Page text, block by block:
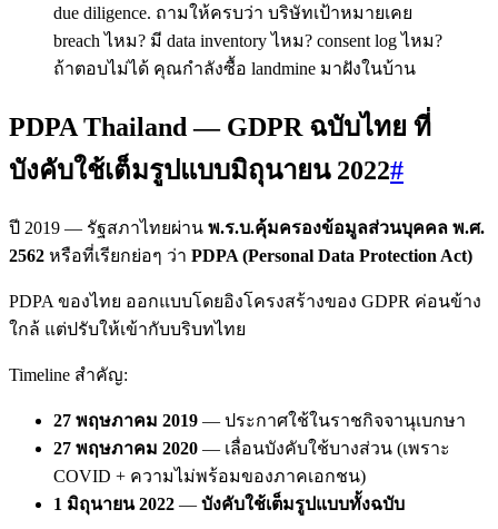
due diligence. ถามให้ครบว่า บริษัทเป้าหมายเคย
breach ไหม? มี data inventory ไหม? consent log ไหม?
ถ้าตอบไม่ได้ คุณกำลังซื้อ landmine มาฝังในบ้าน
PDPA Thailand — GDPR ฉบับไทย ที่
บังคับใช้เต็มรูปแบบมิถุนายน 2022#
ปี 2019 — รัฐสภาไทยผ่าน พ.ร.บ.คุ้มครองข้อมูลส่วนบุคคล พ.ศ.
2562 หรือที่เรียกย่อๆ ว่า PDPA (Personal Data Protection Act)
PDPA ของไทย ออกแบบโดยอิงโครงสร้างของ GDPR ค่อนข้าง
ใกล้ แต่ปรับให้เข้ากับบริบทไทย
Timeline สำคัญ:
27 พฤษภาคม 2019 — ประกาศใช้ในราชกิจจานุเบกษา
27 พฤษภาคม 2020 — เลื่อนบังคับใช้บางส่วน (เพราะ
COVID + ความไม่พร้อมของภาคเอกชน)
1 มิถุนายน 2022 — บังคับใช้เต็มรูปแบบทั้งฉบับ